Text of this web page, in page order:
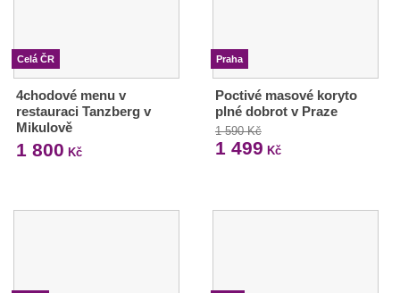
Celá ČR
4chodové menu v
restauraci Tanzberg v
Mikulově
1 800 Kč
Praha
Poctivé masové koryto
plné dobrot v Praze
1 590 Kč
1 499 Kč